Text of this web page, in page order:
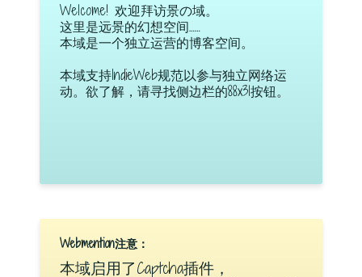
Welcome! 欢迎拜访景の域。
这里是远景的幻想空间……
本域是一个独立运营的博客空间。
本域支持IndieWeb规范以参与独立网络运
动。欲了解，请寻找侧边栏的88x31按钮。
Webmention注意：
本域启用了Captcha插件，